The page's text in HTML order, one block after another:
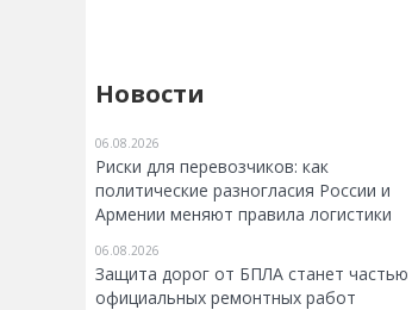
Новости
06.08.2026
Риски для перевозчиков: как
политические разногласия России и
Армении меняют правила логистики
06.08.2026
Защита дорог от БПЛА станет частью
официальных ремонтных работ